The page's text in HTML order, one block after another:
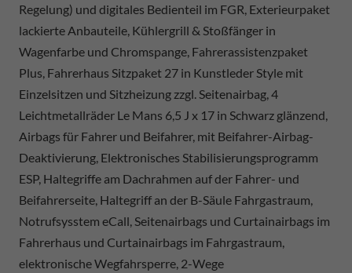
Regelung) und digitales Bedienteil im FGR, Exterieurpaket
lackierte Anbauteile, Kühlergrill & Stoßfänger in
Wagenfarbe und Chromspange, Fahrerassistenzpaket
Plus, Fahrerhaus Sitzpaket 27 in Kunstleder Style mit
Einzelsitzen und Sitzheizung zzgl. Seitenairbag, 4
Leichtmetallräder Le Mans 6,5 J x 17 in Schwarz glänzend,
Airbags für Fahrer und Beifahrer, mit Beifahrer-Airbag-
Deaktivierung, Elektronisches Stabilisierungsprogramm
ESP, Haltegriffe am Dachrahmen auf der Fahrer- und
Beifahrerseite, Haltegriff an der B-Säule Fahrgastraum,
Notrufsysstem eCall, Seitenairbags und Curtainairbags im
Fahrerhaus und Curtainairbags im Fahrgastraum,
elektronische Wegfahrsperre, 2-Wege